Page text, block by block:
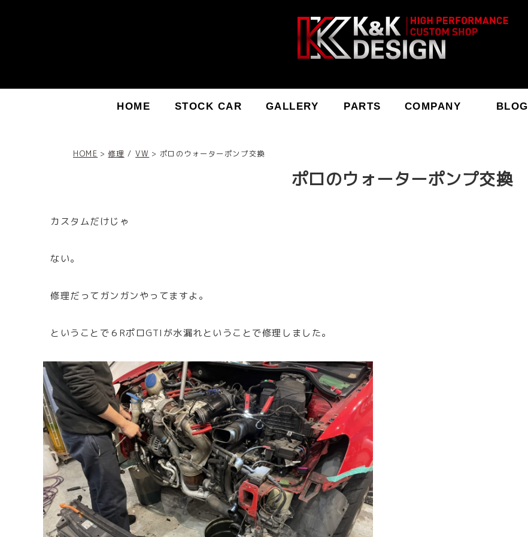
HOME STOCK CAR GALLERY PARTS COMPANY BLOG
HOME 修理 /VW ポロのウォーターポンプ交換
ポロのウォーターポンプ交換
カスタムだけじゃ
ない。
修理だってガンガンやってますよ。
ということで６RポロGTIが水漏れということで修理しました。